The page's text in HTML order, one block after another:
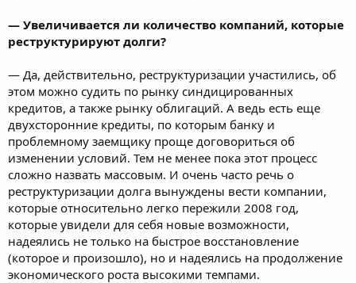
― Увеличивается ли количество компаний, которые
реструктурируют долги?
― Да, действительно, реструктуризации участились, об
этом можно судить по рынку синдицированных
кредитов, а также рынку облигаций. А ведь есть еще
двухсторонние кредиты, по которым банку и
проблемному заемщику проще договориться об
изменении условий. Тем не менее пока этот процесс
сложно назвать массовым. И очень часто речь о
реструктуризации долга вынуждены вести компании,
которые относительно легко пережили 2008 год,
которые увидели для себя новые возможности,
надеялись не только на быстрое восстановление
(которое и произошло), но и надеялись на продолжение
экономического роста высокими темпами.